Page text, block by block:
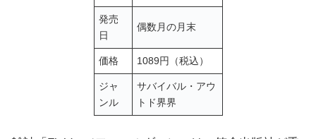
発売
日
偶数月の月末
価格 1089円（税込）
ジャ
ンル
サバイバル・アウ
トド界界